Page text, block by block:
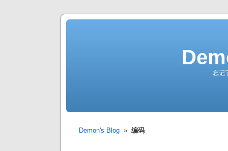
忘记
Demon's Blog » 编码